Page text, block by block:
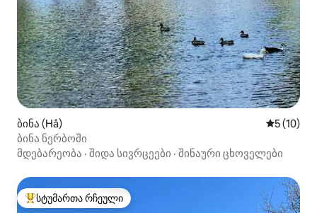
ბინა (Hå) საშუალო
5 (10)
ბინა ნერბოში
მდებარეობა · შიდა სივრცეები · შინაური ცხოველები
სტუმართა რჩეული მოწინავე ვარიანტი
სტუმართა რჩეული